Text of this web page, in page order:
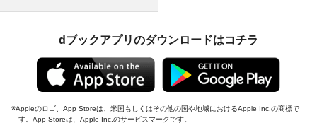
dブックアプリのダウンロードはコチラ
Appleのロゴ、App Storeは、米国もしくはその他の国や地域におけるApple Inc.の商標で
す。App Storeは、Apple Inc.のサービスマークです。